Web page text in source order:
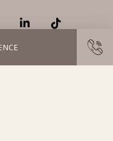
,06400